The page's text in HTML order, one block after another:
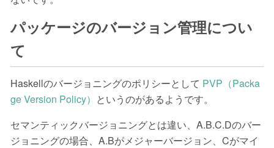
パッケージのバージョン管理につい
て
Haskellのバージョニングのポリシーとして PVP（Packa
ge Version Policy） というのがあるようです。
セマンティックバージョニングとは違い、A.B.C.Dのバー
ジョニングの場合、A.Bがメジャーバージョン、Cがマイ